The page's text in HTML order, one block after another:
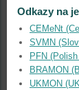
Odkazy na
CEMeNt
SVMN
PFN
BRAMON
UKMON